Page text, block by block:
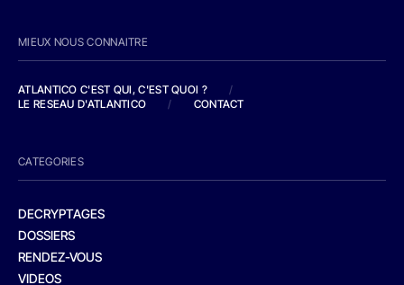
MIEUX NOUS CONNAITRE
ATLANTICO C'EST QUI, C'EST QUOI ?
/
LE RESEAU D'ATLANTICO
/ CONTACT
CATEGORIES
DECRYPTAGES
DOSSIERS
RENDEZ-VOUS
VIDEOS